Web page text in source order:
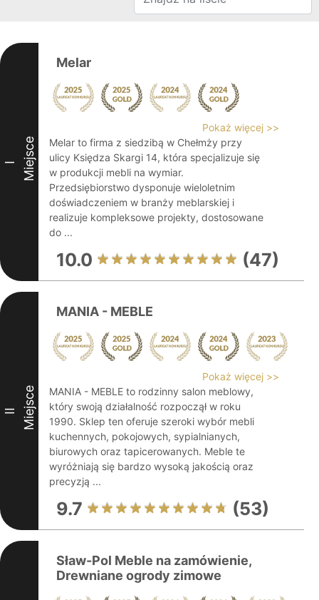
I Miejsce
Melar
Pokaż więcej >>
Melar to firma z siedzibą w Chełmży przy
ulicy Księdza Skargi 14, która specjalizuje się
w produkcji mebli na wymiar.
Przedsiębiorstwo dysponuje wieloletnim
doświadczeniem w branży meblarskiej i
realizuje kompleksowe projekty, dostosowane
do ...
10.0 (47)
II Miejsce
MANIA - MEBLE
Pokaż więcej >>
MANIA - MEBLE to rodzinny salon meblowy,
który swoją działalność rozpoczął w roku
1990. Sklep ten oferuje szeroki wybór mebli
kuchennych, pokojowych, sypialnianych,
biurowych oraz tapicerowanych. Meble te
wyróżniają się bardzo wysoką jakością oraz
precyzją ...
9.7 (53)
Sław-Pol Meble na zamówienie,
Drewniane ogrody zimowe